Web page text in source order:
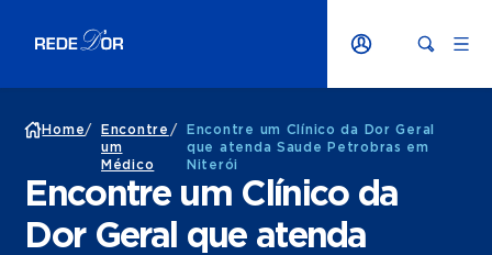
Home/
Encontre
um
Médico
/
Encontre um Clínico da Dor Geral
que atenda Saude Petrobras em
Niterói
Encontre um Clínico da
Dor Geral que atenda